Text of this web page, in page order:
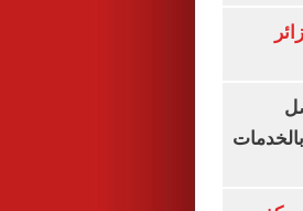
بالخدمات